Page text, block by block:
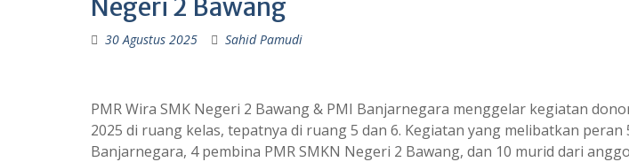
Negeri 2 Bawang
30 Agustus 2025 Sahid Pamudi
PMR Wira SMK Negeri 2 Bawang & PMI Banjarnegara menggelar kegiatan
2025 di ruang kelas, tepatnya di ruang 5 dan 6. Kegiatan yang melibatkan
Banjarnegara, 4 pembina PMR SMKN Negeri 2 Bawang, dan 10 murid dari